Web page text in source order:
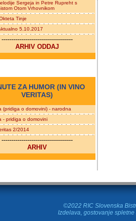
Sergeja in Petre Rupreht s
Otom Vrhovnikom
Tinje
5.10.2017
------------------------------------
ARHIV ODDAJ
ZA HUMOR (IN VINO
VERITAS)
(pridiga o domovini) - narodna
- pridiga o domovini
2/2014
------------------------------------
ARHIV
©2022 RIC Slovenska
Izdelava, gostovanje spletne